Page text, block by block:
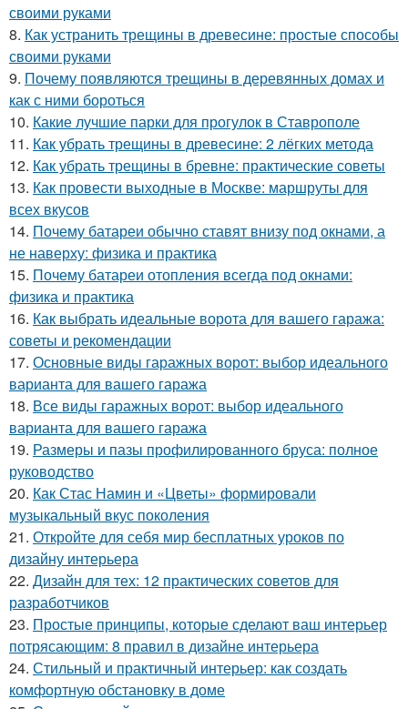
своими руками
8. Как устранить трещины в древесине: простые способы
своими руками
9. Почему появляются трещины в деревянных домах и
как с ними бороться
10. Какие лучшие парки для прогулок в Ставрополе
11. Как убрать трещины в древесине: 2 лёгких метода
12. Как убрать трещины в бревне: практические советы
13. Как провести выходные в Москве: маршруты для
всех вкусов
14. Почему батареи обычно ставят внизу под окнами, а
не наверху: физика и практика
15. Почему батареи отопления всегда под окнами:
физика и практика
16. Как выбрать идеальные ворота для вашего гаража:
советы и рекомендации
17. Основные виды гаражных ворот: выбор идеального
варианта для вашего гаража
18. Все виды гаражных ворот: выбор идеального
варианта для вашего гаража
19. Размеры и пазы профилированного бруса: полное
руководство
20. Как Стас Намин и «Цветы» формировали
музыкальный вкус поколения
21. Откройте для себя мир бесплатных уроков по
дизайну интерьера
22. Дизайн для тех: 12 практических советов для
разработчиков
23. Простые принципы, которые сделают ваш интерьер
потрясающим: 8 правил в дизайне интерьера
24. Стильный и практичный интерьер: как создать
комфортную обстановку в доме